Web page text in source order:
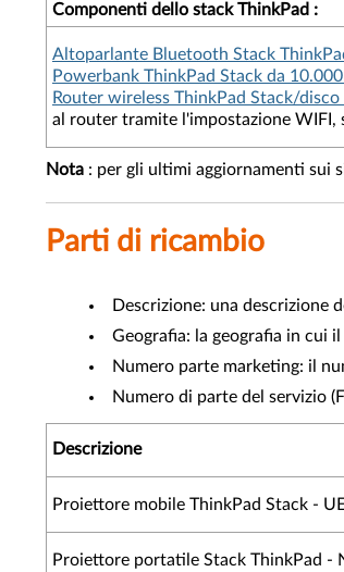
Componenti dello stack ThinkPad :
Altoparlante Bluetooth Stack
Powerbank ThinkPad Stack da
Router wireless ThinkPad Stack/
al router tramite l'impostazione WIFI,
Nota : per gli ultimi aggiornamenti sui
Parti di ricambio
Descrizione: una descrizione
Geografia: la geografia in cui
Numero parte marketing: il
Numero di parte del servizio
Descrizione
Proiettore mobile ThinkPad Stack -
Proiettore portatile Stack ThinkPad -